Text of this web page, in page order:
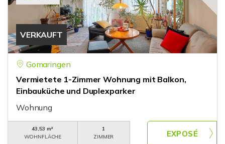
VERKAUFT
Gomaringen
Vermietete 1-Zimmer Wohnung mit Balkon,
Einbauküche und Duplexparker
Wohnung
43,53 m²
WOHNFLÄCHE
1
ZIMMER